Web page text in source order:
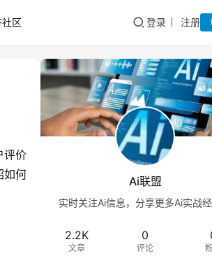
区 登录 注册
评价
如何
Ai联盟
实时关注Ai信息，分享更多Ai实战经
2.2K
文章
0
评论